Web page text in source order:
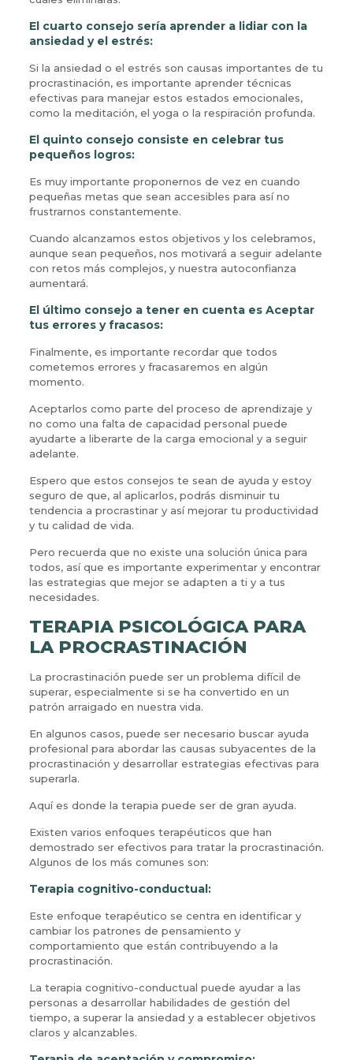
El cuarto consejo sería aprender a lidiar con la
ansiedad y el estrés:
Si la ansiedad o el estrés son causas importantes de tu
procrastinación, es importante aprender técnicas
efectivas para manejar estos estados emocionales,
como la meditación, el yoga o la respiración profunda.
El quinto consejo consiste en celebrar tus
pequeños logros:
Es muy importante proponernos de vez en cuando
pequeñas metas que sean accesibles para así no
frustrarnos constantemente.
Cuando alcanzamos estos objetivos y los celebramos,
aunque sean pequeños, nos motivará a seguir adelante
con retos más complejos, y nuestra autoconfianza
aumentará.
El último consejo a tener en cuenta es Aceptar
tus errores y fracasos:
Finalmente, es importante recordar que todos
cometemos errores y fracasaremos en algún
momento.
Aceptarlos como parte del proceso de aprendizaje y
no como una falta de capacidad personal puede
ayudarte a liberarte de la carga emocional y a seguir
adelante.
Espero que estos consejos te sean de ayuda y estoy
seguro de que, al aplicarlos, podrás disminuir tu
tendencia a procrastinar y así mejorar tu productividad
y tu calidad de vida.
Pero recuerda que no existe una solución única para
todos, así que es importante experimentar y encontrar
las estrategias que mejor se adapten a ti y a tus
necesidades.
TERAPIA PSICOLÓGICA PARA
LA PROCRASTINACIÓN
La procrastinación puede ser un problema difícil de
superar, especialmente si se ha convertido en un
patrón arraigado en nuestra vida.
En algunos casos, puede ser necesario buscar ayuda
profesional para abordar las causas subyacentes de la
procrastinación y desarrollar estrategias efectivas para
superarla.
Aquí es donde la terapia puede ser de gran ayuda.
Existen varios enfoques terapéuticos que han
demostrado ser efectivos para tratar la procrastinación.
Algunos de los más comunes son:
Terapia cognitivo-conductual:
Este enfoque terapéutico se centra en identificar y
cambiar los patrones de pensamiento y
comportamiento que están contribuyendo a la
procrastinación.
La terapia cognitivo-conductual puede ayudar a las
personas a desarrollar habilidades de gestión del
tiempo, a superar la ansiedad y a establecer objetivos
claros y alcanzables.